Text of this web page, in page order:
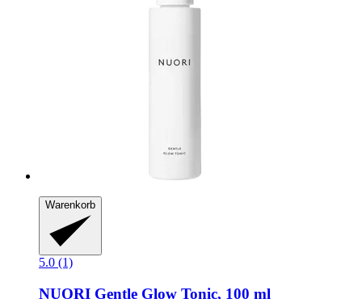
Warenkorb
5.0 (1)
NUORI Gentle Glow Tonic, 100 ml